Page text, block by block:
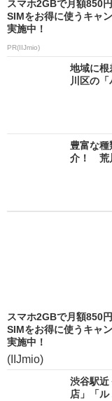
スマホ2GBで月額850
SIMをお得に使うキャ
実施中！
PR(IIJmio)
地域に
川区の
豊富な種
介！ 荒
スマホ2GBで月額850
SIMをお得に使うキャ
実施中！
(IIJmio)
渋谷駅
店」「